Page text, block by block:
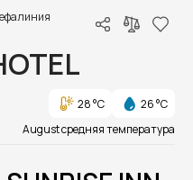
28 °C
26 °C
August средняя температура